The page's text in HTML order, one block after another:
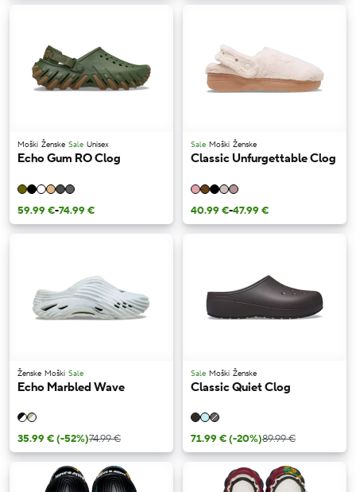
Moški Ženske Sale Unisex
Echo Gum RO Clog
59.99 €-74.99 €
Sale Moški Ženske
Classic Unfurgettable Clog
40.99 €-47.99 €
Ženske Moški Sale
Echo Marbled Wave
35.99 €(-52%)74.99 €
Sale Moški Ženske
Classic Quiet Clog
71.99 €(-20%)89.99 €